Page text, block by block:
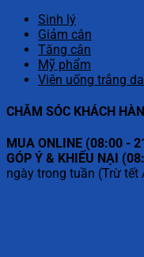
Sinh lý
Giảm cân
Tăng cân
Mỹ phẩm
Viên uống trắng da
CHĂM SÓC KHÁCH
MUA ONLINE (08:00 -
GÓP Ý & KHIẾU NẠI
ngày trong tuần (Trừ tết